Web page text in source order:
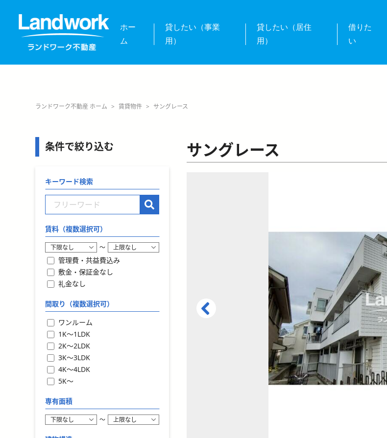
ホー
ム
貸したい（事業
用）
貸したい（居住
用）
借りた
い
ランドワーク不動産 ホーム > 賃貸物件 > サングレース
サングレース
条件で絞り込む
キーワード検索
賃料（複数選択可）
〜
管理費・共益費込み
敷金・保証金なし
礼金なし
間取り（複数選択可）
ワンルーム
1K〜1LDK
2K〜2LDK
3K〜3LDK
4K〜4LDK
5K〜
専有面積
〜